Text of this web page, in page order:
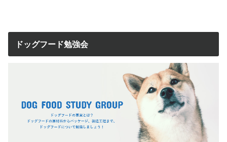
ドッグフード勉強会